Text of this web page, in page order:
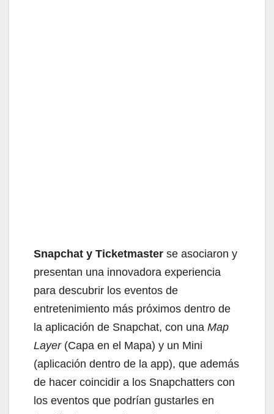
Snapchat y Ticketmaster se asociaron y
presentan una innovadora experiencia
para descubrir los eventos de
entretenimiento más próximos dentro de
la aplicación de Snapchat, con una Map
Layer(Capa en el Mapa) y un Mini
(aplicación dentro de la app), que además
de hacer coincidir a los Snapchatters con
los eventos que podrían gustarles en